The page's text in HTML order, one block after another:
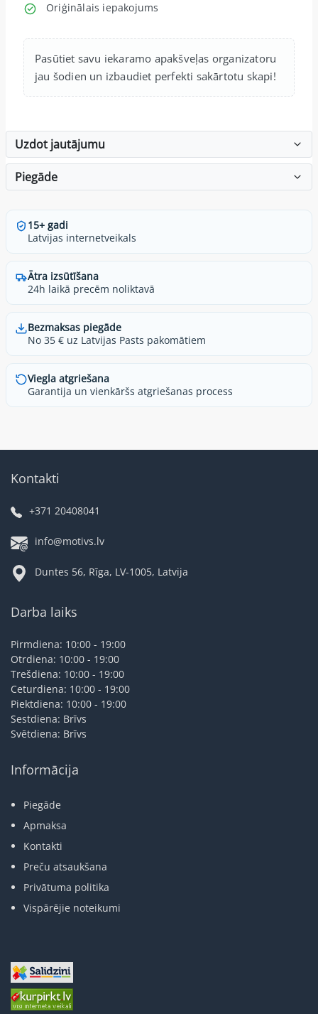
Oriģinālais iepakojums
Pasūtiet savu iekaramo apakšveļas organizatoru
jau šodien un izbaudiet perfekti sakārtotu skapi!
Uzdot jautājumu
Piegāde
15+ gadi
Latvijas internetveikals
Ātra izsūtīšana
24h laikā precēm noliktavā
Bezmaksas piegāde
No 35 € uz Latvijas Pasts pakomātiem
Viegla atgriešana
Garantija un vienkāršs atgriešanas process
Kontakti
+371 20408041
info@motivs.lv
Duntes 56, Rīga, LV-1005, Latvija
Darba laiks
Pirmdiena: 10:00 - 19:00
Otrdiena: 10:00 - 19:00
Trešdiena: 10:00 - 19:00
Ceturdiena: 10:00 - 19:00
Piektdiena: 10:00 - 19:00
Sestdiena: Brīvs
Svētdiena: Brīvs
Informācija
Piegāde
Apmaksa
Kontakti
Preču atsaukšana
Privātuma politika
Vispārējie noteikumi